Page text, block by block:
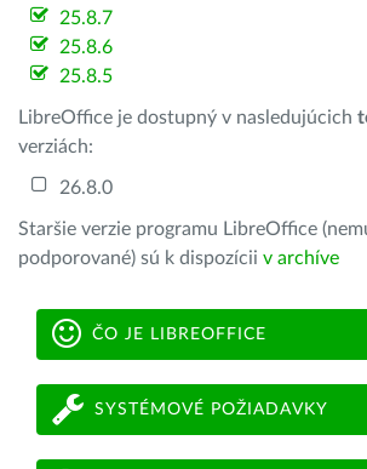
25.8.7
25.8.6
25.8.5
LibreOffice je dostupný v nasledujúcich
verziách:
26.8.0
Staršie verzie programu LibreOffice
podporované) sú k dispozícii v archíve
ČO JE LIBREOFFICE
SYSTÉMOVÉ POŽIADAVKY